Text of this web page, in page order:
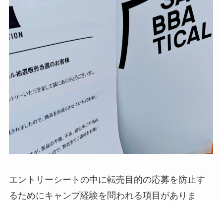
エントリーシートの中に転売目的の応募を防止す
るためにキャンプ経験を問われる項目がありま